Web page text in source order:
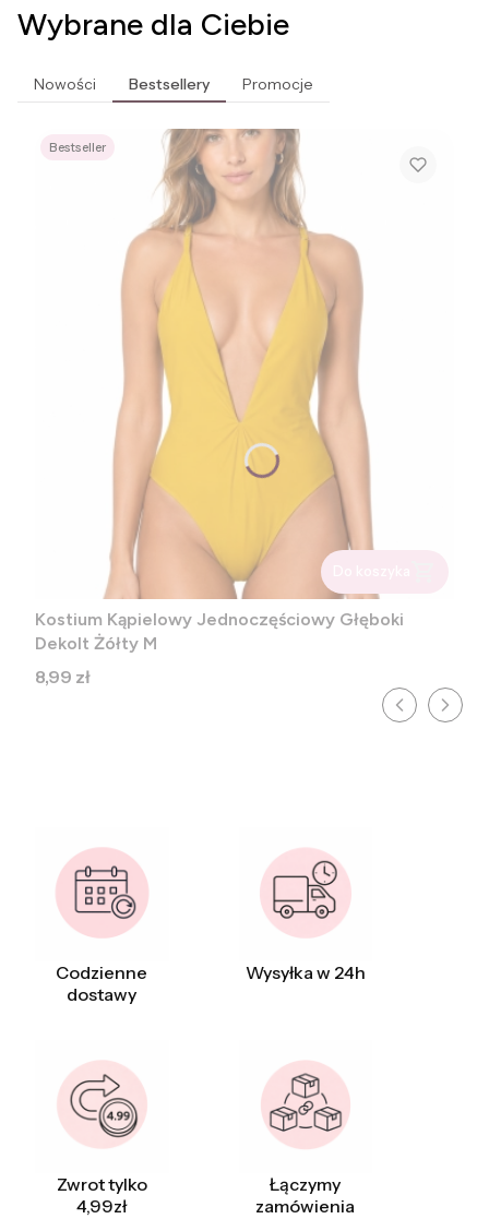
Wybrane dla Ciebie
Nowości Bestsellery Promocje
Bestseller
Kostium Kąpielowy Jednoczęściowy Głęboki
Dekolt Żółty M
Cena
8,99 zł
Codzienne
dostawy
Wysyłka w 24h
Zwrot tylko
4,99zł
Łączymy
zamówienia